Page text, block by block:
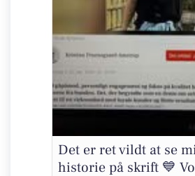
Det er ret vildt at se
historie på skrift 💙